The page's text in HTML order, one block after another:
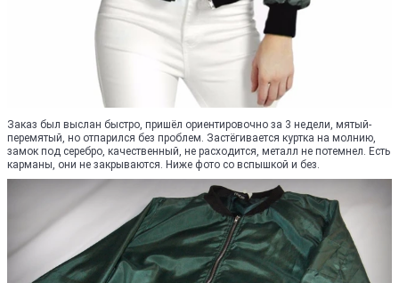
Заказ был выслан быстро, пришёл ориентировочно за 3 недели, мятый-
перемятый, но отпарился без проблем. Застёгивается куртка на молнию,
замок под серебро, качественный, не расходится, металл не потемнел. Есть
карманы, они не закрываются. Ниже фото со вспышкой и без.